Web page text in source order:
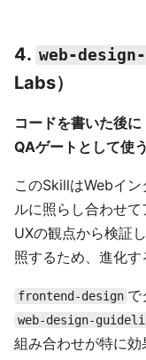
4. web-
Labs）
コードを書いた後
QAゲートとして使う
このSkillはWebイ
ルに照らし合わせ
UXの観点から検証
照するため、進化す
frontend-design で
web-design-
組み合わせが特に効